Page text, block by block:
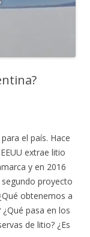
el país. Hace
extrae litio
y en 2016
proyecto
obtenemos a
pasa en los
de litio? ¿Es